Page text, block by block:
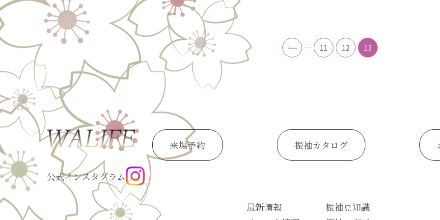
… 11 12 13
公式インスタグラム
来場予約 振袖カタログ
最新情報
振袖豆知識